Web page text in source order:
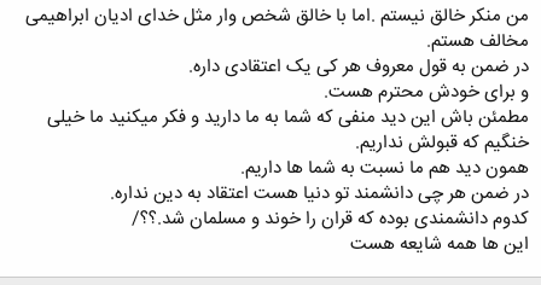
من منکر خالق نیستم .اما با خالق شخص وار مثل خدای ادیان ابراهیمی
مخالف هستم.
در ضمن به قول معروف هر کی یک اعتقادی داره.
و برای خودش محترم هست.
مطمئن باش این دید منفی که شما به ما دارید و فکر میکنید ما خیلی
خنگیم که قبولش نداریم.
همون دید هم ما نسبت به شما ها داریم.
در ضمن هر چی دانشمند تو دنیا هست اعتقاد به دین نداره.
کدوم دانشمندی بوده که قران را خوند و مسلمان شد.؟؟/
این ها همه شایعه هست